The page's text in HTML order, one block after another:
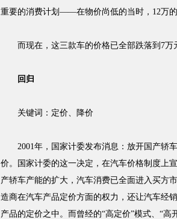
重要的消费计划——在物价尚低的当时，12万的
而现在，这三款车的价格已全部跌落到7万
回归
关键词：定价、降价
2001年，国家计委发布消息：放开国产轿
价。国家计委的这一决定，在汽车价格制度上
产轿车产能的扩大，汽车消费已全面进入买方
造商在汽车产品定价方面的权力，还让汽车经
产品的定价之中。而曾经的“高定价”模式、“高